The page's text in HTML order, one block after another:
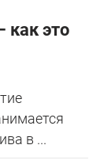
как это
в ...